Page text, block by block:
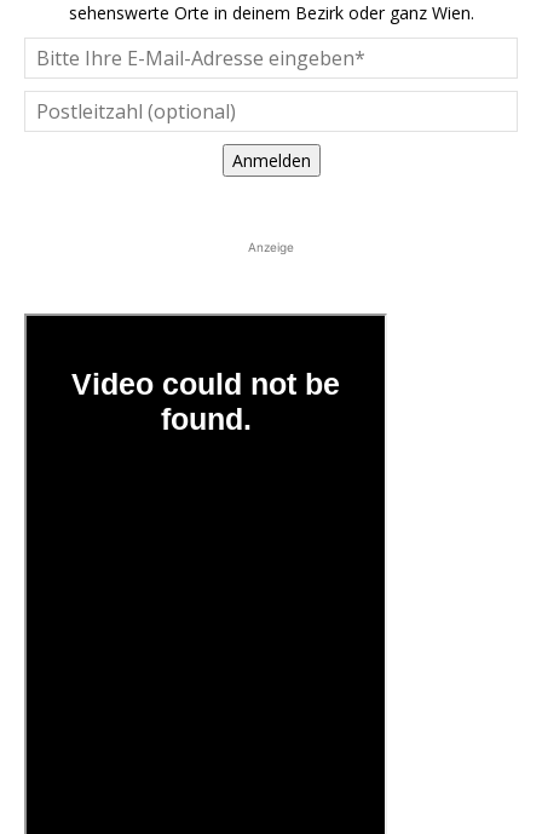
sehenswerte Orte in deinem Bezirk oder ganz Wien.
Anmelden
Anzeige